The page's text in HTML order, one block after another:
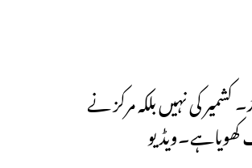
چھاڑ۔ کشمیر کی نہیں بلکہ مرکز نے